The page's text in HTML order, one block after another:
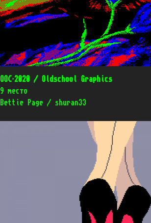
OOC’2020 / Oldschool Graphics
9 место
Bettie Page / shuran33